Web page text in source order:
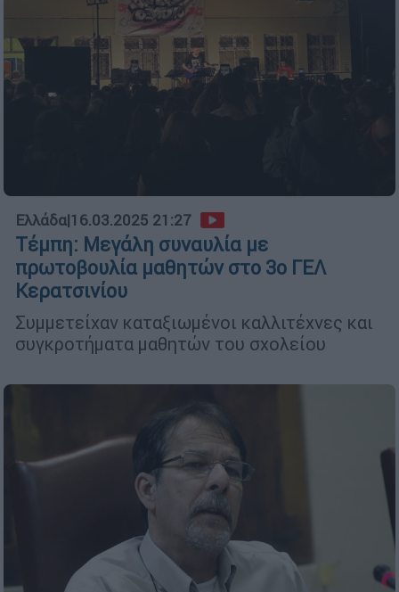
Ελλάδα|16.03.2025 21:27
Τέμπη: Μεγάλη συναυλία με
πρωτοβουλία μαθητών στο 3ο ΓΕΛ
Κερατσινίου
Συμμετείχαν καταξιωμένοι καλλιτέχνες και
συγκροτήματα μαθητών του σχολείου